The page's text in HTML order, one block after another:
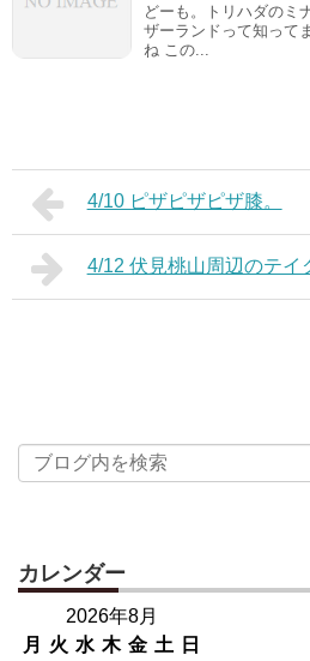
どーも。トリハダのミ
ザーランドって知って
ね この...
4/10 ピザピザピザ膝。
4/12 伏見桃山周辺のテイ
カレンダー
2026年8月
月
火 水 木 金 土 日